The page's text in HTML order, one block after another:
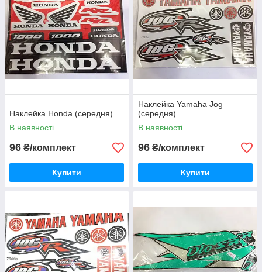
Наклейка Honda (середня)
В наявності
96 ₴/комплект
Купити
Наклейка Yamaha Jog
(середня)
В наявності
96 ₴/комплект
Купити